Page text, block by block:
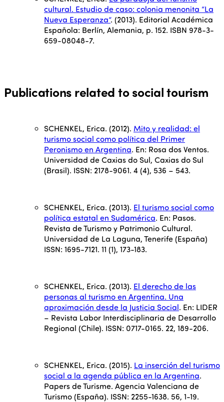
cultural. Estudio de caso: colonia menonita “La
Nueva Esperanza”. (2013). Editorial Académica
Española: Berlín, Alemania, p. 152. ISBN 978-3-
659-08048-7.
Publications related to social tourism
SCHENKEL, Erica. (2012). Mito y realidad: el
turismo social como política del Primer
Peronismo en Argentina. En: Rosa dos Ventos.
Universidad de Caxias do Sul, Caxias do Sul
(Brasil). ISSN: 2178-9061. 4 (4), 536 – 543.
SCHENKEL, Erica. (2013). El turismo social como
política estatal en Sudamérica. En: Pasos.
Revista de Turismo y Patrimonio Cultural.
Universidad de La Laguna, Tenerife (España)
ISSN: 1695-7121. 11 (1), 173-183.
SCHENKEL, Erica. (2013). El derecho de las
personas al turismo en Argentina. Una
aproximación desde la Justicia Social. En: LIDER
– Revista Labor Interdisciplinaria de Desarrollo
Regional (Chile). ISSN: 0717-0165. 22, 189-206.
SCHENKEL, Erica. (2015). La inserción del turismo
social a la agenda pública en la Argentina.
Papers de Turisme. Agencia Valenciana de
Turismo (España). ISSN: 2255-1638. 56, 1-19.